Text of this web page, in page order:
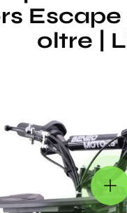
oltre |